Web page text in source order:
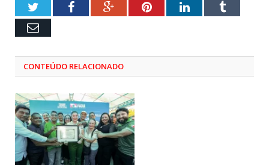
TwitterFacebookGoogle+PinterestLinkedInTumblr
Email
CONTEÚDO RELACIONADO